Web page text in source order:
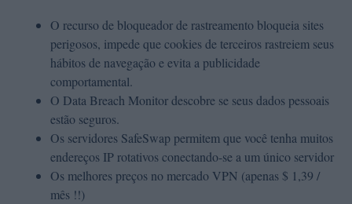
O recurso de bloqueador de rastreamento bloqueia sites
perigosos, impede que cookies de terceiros rastreiem seus
hábitos de navegação e evita a publicidade
comportamental.
O Data Breach Monitor descobre se seus dados pessoais
estão seguros.
Os servidores SafeSwap permitem que você tenha muitos
endereços IP rotativos conectando-se a um único servidor
Os melhores preços no mercado VPN (apenas $ 1,39 /
mês !!)